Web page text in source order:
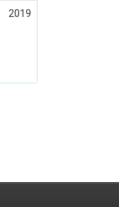
2019